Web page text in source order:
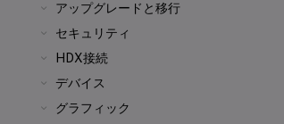
アップグレードと移行
セキュリティ
HDX接続
デバイス
グラフィック